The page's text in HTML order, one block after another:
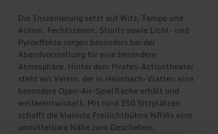
Die Inszenierung setzt auf Witz, Tempo und
Action. Fechtszenen, Stunts sowie Licht- und
Pyroeffekte sorgen besonders bei der
Abendvorstellung für eine besondere
Atmosphäre. Hinter dem Pirates-Actiontheater
steht ein Verein, der in Heimbach-Vlatten eine
besondere Open-Air-Spielfläche erhält und
weiterentwickelt. Mit rund 250 Sitzplätzen
schafft die kleinste Freilichtbühne NRWs eine
unmittelbare Nähe zum Geschehen.